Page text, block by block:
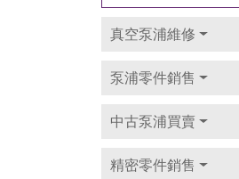
真空泵浦維修
泵浦零件銷售
中古泵浦買賣
精密零件銷售